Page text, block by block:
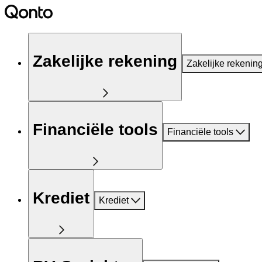
Zakelijke rekening Zakelijke
Financiële tools Financiële tools
Krediet Krediet